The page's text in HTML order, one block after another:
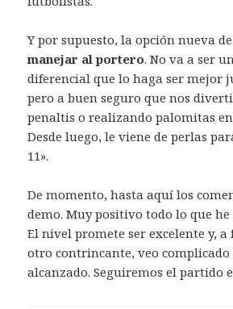
Y por supuesto, la opción nueva
manejar al portero. No va a ser
diferencial que lo haga ser mejor
pero a buen seguro que nos
penaltis o realizando palomitas
Desde luego, le viene de perlas
11».
De momento, hasta aquí los
demo. Muy positivo todo lo que
El nivel promete ser excelente y,
otro contrincante, veo complicado
alcanzado. Seguiremos el partido